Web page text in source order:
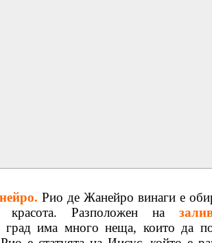
Рио де Жанейро винаги е
красота. Разположен на
град има много неща, които да